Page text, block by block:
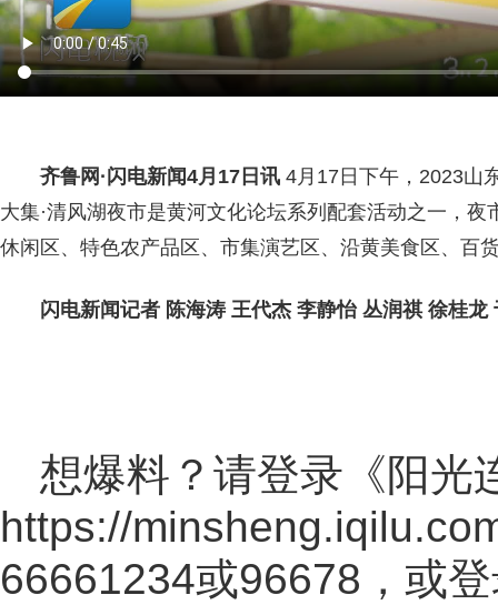
齐鲁网 ·闪电新闻4月17日讯 4月17日下午，2023山
大集·清风湖夜市是黄河文化论坛系列配套活动之一，
休闲区、特色农产品区、市集演艺区、沿黄美食区、百
闪电新闻记者 陈海涛 王代杰 李静怡 丛润祺 徐桂龙
想爆料？请登录《阳光
https://
66661234或96678，或